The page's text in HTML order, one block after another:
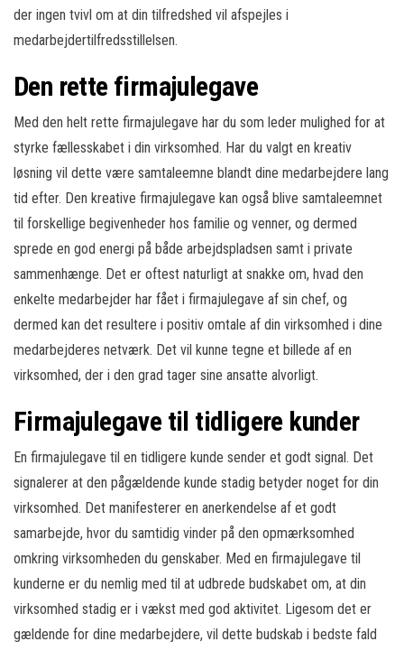
der ingen tvivl om at din tilfredshed vil afspejles i
medarbejdertilfredsstillelsen.
Den rette firmajulegave
Med den helt rette firmajulegave har du som leder mulighed for at
styrke fællesskabet i din virksomhed. Har du valgt en kreativ
løsning vil dette være samtaleemne blandt dine medarbejdere lang
tid efter. Den kreative firmajulegave kan også blive samtaleemnet
til forskellige begivenheder hos familie og venner, og dermed
sprede en god energi på både arbejdspladsen samt i private
sammenhænge. Det er oftest naturligt at snakke om, hvad den
enkelte medarbejder har fået i firmajulegave af sin chef, og
dermed kan det resultere i positiv omtale af din virksomhed i dine
medarbejderes netværk. Det vil kunne tegne et billede af en
virksomhed, der i den grad tager sine ansatte alvorligt.
Firmajulegave til tidligere kunder
En firmajulegave til en tidligere kunde sender et godt signal. Det
signalerer at den pågældende kunde stadig betyder noget for din
virksomhed. Det manifesterer en anerkendelse af et godt
samarbejde, hvor du samtidig vinder på den opmærksomhed
omkring virksomheden du genskaber. Med en firmajulegave til
kunderne er du nemlig med til at udbrede budskabet om, at din
virksomhed stadig er i vækst med god aktivitet. Ligesom det er
gældende for dine medarbejdere, vil dette budskab i bedste fald